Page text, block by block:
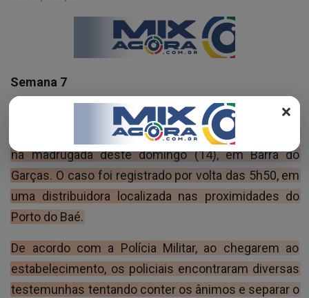
×
Semana 7
Uma discussão entre um casal terminou com um
homem de 31 anos ferido por um golpe de canivete
na madrugada deste domingo (14), em Barra do
Garças. O caso foi registrado por volta das 5h50, em
uma distribuidora localizada nas proximidades do
Porto do Baé.
De acordo com a Polícia Militar, ao chegarem ao
estabelecimento, os policiais encontraram diversas
testemunhas tentando conter os ânimos e separar o